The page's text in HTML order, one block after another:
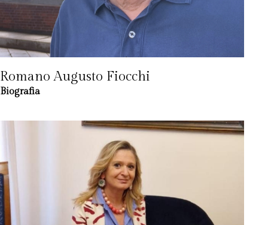
Romano Augusto Fiocchi
Biografia